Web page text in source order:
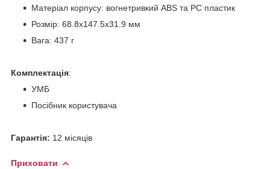
Матеріал корпусу: вогнетривкий ABS та PC пластик
Розмір: 68.8х147.5х31.9 мм
Вага: 437 г
Комплектація:
УМБ
Посібник користувача
Гарантія: 12 місяців
Приховати